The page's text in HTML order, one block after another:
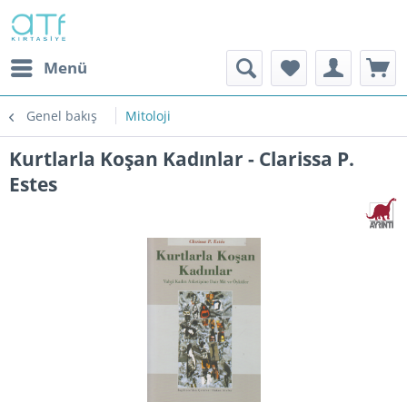
Menü
Genel bakış Mitoloji
Kurtlarla Koşan Kadınlar - Clarissa P.
Estes